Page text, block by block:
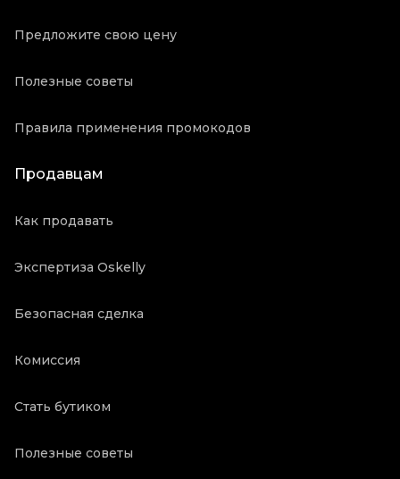
Предложите свою цену
Полезные советы
Правила применения промокодов
Продавцам
Как продавать
Экспертиза Oskelly
Безопасная сделка
Комиссия
Стать бутиком
Полезные советы